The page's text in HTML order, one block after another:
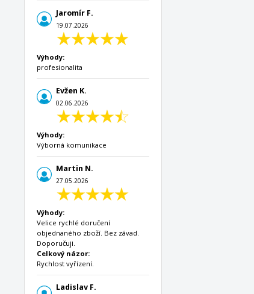
Jaromír F.
19.07.2026
Výhody:
profesionalita
Evžen K.
02.06.2026
Výhody:
Výborná komunikace
Martin N.
27.05.2026
Výhody:
Velice rychlé doručení
objednaného zboží. Bez závad.
Doporučuji.
Celkový názor:
Rychlost vyřízení.
Ladislav F.